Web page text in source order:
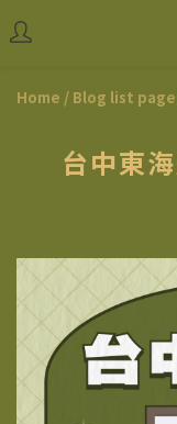
Home / Blog list page
台中東